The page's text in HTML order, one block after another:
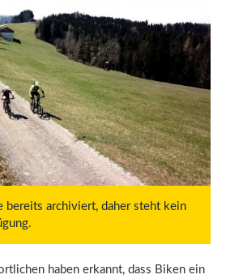
bereits archiviert, daher steht kein
haben erkannt, dass Biken ein